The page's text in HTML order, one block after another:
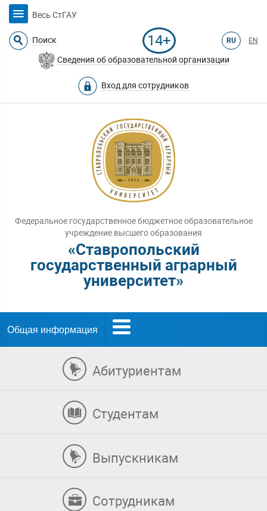
Весь СтГАУ
Поиск 14+ RU EN
Сведения об образовательной организации
Вход для сотрудников
Федеральное государственное бюджетное образовательное
учреждение высшего образования
«Ставропольский
государственный аграрный
университет»
Общая информация
Абитуриентам
Студентам
Выпускникам
Сотрудникам